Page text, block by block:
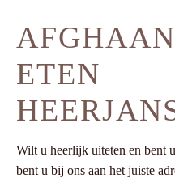
ETEN
Wilt u heerlijk uiteten en bent
bent u bij ons aan het juiste